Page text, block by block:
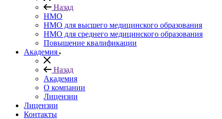
Назад
НМО
НМО для высшего медицинского образования
НМО для среднего медицинского образования
Повышение квалификации
Академия
Назад
Академия
О компании
Лицензии
Лицензии
Контакты